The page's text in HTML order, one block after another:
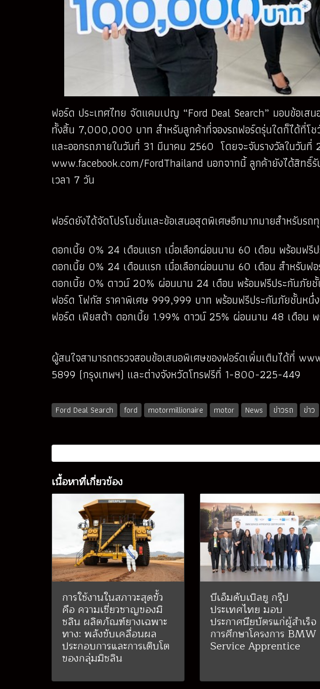
ฟอร์ด ประเทศไทย จัดแคมเปญ “Ford Deal Search” มอบข้อ
ทั้งสิ้น 7,000,000 บาท สำหรับลูกค้าที่จองรถฟอร์ดรุ่นใดก็ได้ที่โ
และออกรถภายในวันที่ 31 มีนาคม 2560 โดยจะจับรางวัลในวั
www.facebook.com/FordThailand นอกจากนี้ ลูกค้ายังได้สิท
เวลา 7 วัน
ฟอร์ดยังได้จัดโปรโมชั่นและข้อเสนอสุดพิเศษอีกมากมายสำหรับรถ
ดอกเบี้ย 0% 24 เดือนแรก เมื่อเลือกผ่อนนาน 60 เดือน พร้อมฟรี
ดอกเบี้ย 0% 24 เดือนแรก เมื่อเลือกผ่อนนาน 60 เดือน สำหรับฟอ
ดอกเบี้ย 0% ดาวน์ 20% ผ่อนนาน 24 เดือน พร้อมฟรีประกันภัย
ฟอร์ด โฟกัส ราคาพิเศษ 999,999 บาท พร้อมฟรีประกันภัยชั้นหนึ่
ฟอร์ด เฟียสต้า ดอกเบี้ย 1.99% ดาวน์ 25% ผ่อนนาน 48 เดือน
ผู้สนใจสามารถตรวจสอบข้อเสนอพิเศษของฟอร์ดเพิ่มเติมได้ที่
5899 (กรุงเทพฯ) และต่างจังหวัดโทรฟรีที่ 1-800-225-449
Ford Deal Search ford motormillionaire motor News ข่าวรถ ข่าว
เนื้อหาที่เกี่ยวข้อง
การใช้งานในสภาวะสุดขั้ว
คือ ความเชี่ยวชาญของมิ
ชลิน ผลิตภัณฑ์ยางเฉพาะ
ทาง: พลังขับเคลื่อนผล
ประกอบการและการเติบโต
ของกลุ่มมิชลิน
บีเอ็มดับเบิลยู กรุ๊ป
ประเทศไทย มอบ
ประกาศนียบัตรแก่ผู้สำเร็จ
การศึกษาโครงการ BMW
Service Apprentice